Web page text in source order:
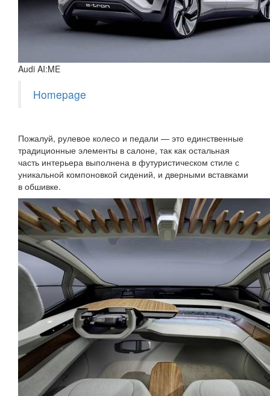
Audi AI:ME
Homepage
Пожалуй, рулевое колесо и педали — это единственные
традиционные элементы в салоне, так как остальная
часть интерьера выполнена в футуристическом стиле с
уникальной компоновкой сидений, и дверными вставками
в обшивке.